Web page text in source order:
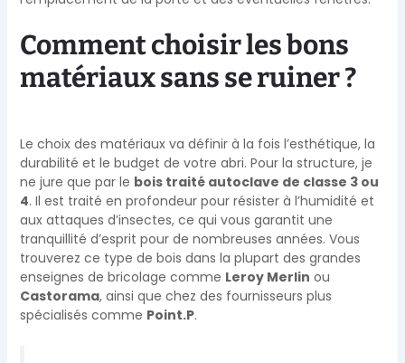
Comment choisir les bons
matériaux sans se ruiner ?
Le choix des matériaux va définir à la fois l’esthétique, la
durabilité et le budget de votre abri. Pour la structure, je
ne jure que par le bois traité autoclave de classe 3 ou
4. Il est traité en profondeur pour résister à l’humidité et
aux attaques d’insectes, ce qui vous garantit une
tranquillité d’esprit pour de nombreuses années. Vous
trouverez ce type de bois dans la plupart des grandes
enseignes de bricolage comme Leroy Merlin ou
Castorama, ainsi que chez des fournisseurs plus
spécialisés comme Point.P.